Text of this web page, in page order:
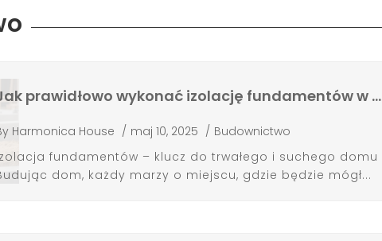
prawidłowo wykonać izolację fundamentów w …
Harmonica House / maj 10, 2025 / Budownictwo
fundamentów – klucz do trwałego i suchego domu
dom, każdy marzy o miejscu, gdzie będzie mógł...